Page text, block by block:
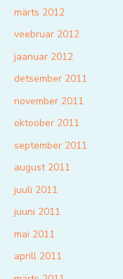
märts 2012
veebruar 2012
jaanuar 2012
detsember 2011
november 2011
oktoober 2011
september 2011
august 2011
juuli 2011
juuni 2011
mai 2011
aprill 2011